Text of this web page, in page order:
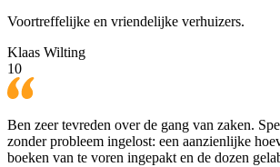
Voortreffelijke en vriendelijke verhuizers.
Klaas Wilting
10
Ben zeer tevreden over de gang van zaken.
zonder probleem ingelost: een aanzienlijke
boeken van te voren ingepakt en de dozen